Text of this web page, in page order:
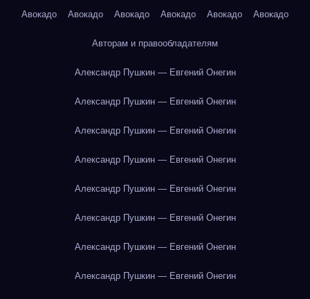
Авокадо Авокадо Авокадо Авокадо Авокадо Авокадо
Авторам и правообладателям
Александр Пушкин — Евгений Онегин
Александр Пушкин — Евгений Онегин
Александр Пушкин — Евгений Онегин
Александр Пушкин — Евгений Онегин
Александр Пушкин — Евгений Онегин
Александр Пушкин — Евгений Онегин
Александр Пушкин — Евгений Онегин
Александр Пушкин — Евгений Онегин